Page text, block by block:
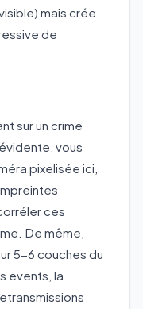
mais crée
de
sur un crime
vous
pixelisée ici,
ces
De même,
5-6 couches du
events, la